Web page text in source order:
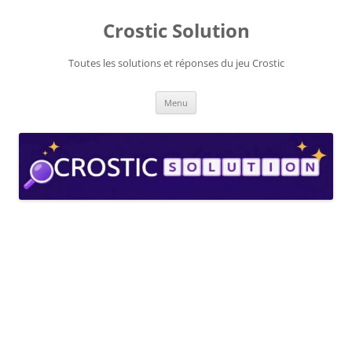
Crostic Solution
Toutes les solutions et réponses du jeu Crostic
Menu